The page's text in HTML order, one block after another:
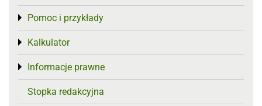
Pomoc i przykłady
Toggle menu
Kalkulator
Toggle menu
Informacje prawne
Toggle menu
Stopka redakcyjna